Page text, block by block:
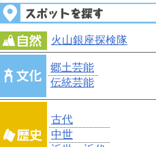
火山銀座探検隊
郷土芸能
伝統芸能
古代
中世